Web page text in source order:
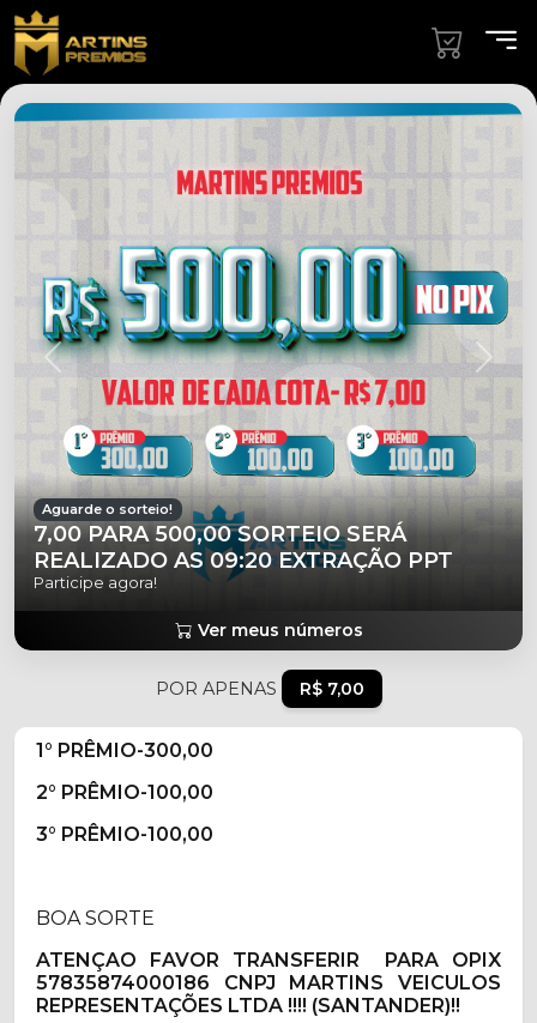
Aguarde o sorteio!
7,00 PARA 500,00 SORTEIO SERÁ
REALIZADO AS 09:20 EXTRAÇÃO PPT
Participe agora!
Ver meus números
POR APENAS R$ 7,00
1° PRÊMIO-300,00
2° PRÊMIO-100,00
3° PRÊMIO-100,00
BOA SORTE
ATENÇAO FAVOR TRANSFERIR PARA OPIX
57835874000186 CNPJ MARTINS VEICULOS
REPRESENTAÇÕES LTDA !!!! (SANTANDER)!!